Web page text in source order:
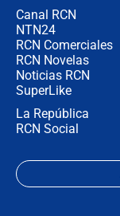
Canal RCN
NTN24
RCN Comerciales
RCN Novelas
Noticias RCN
SuperLike
La República
RCN Social